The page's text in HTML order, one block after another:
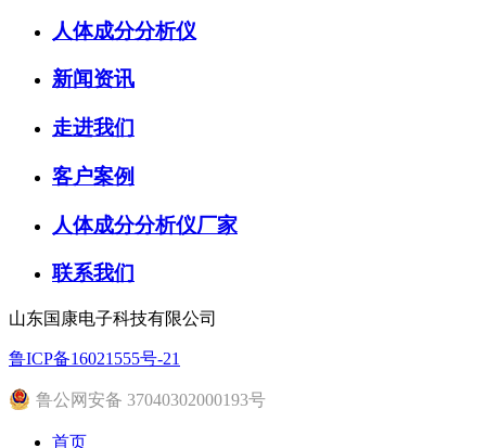
人体成分分析仪
新闻资讯
走进我们
客户案例
人体成分分析仪厂家
联系我们
山东国康电子科技有限公司
鲁ICP备16021555号-21
鲁公网安备 37040302000193号
首页